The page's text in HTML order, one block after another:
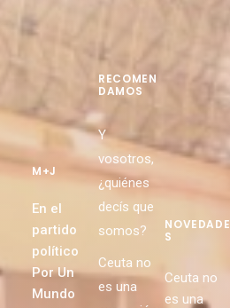
M+J
En el
partido
político
Por Un
Mundo
RECOMEN
DAMOS
Y
vosotros,
¿quiénes
decís que
somos?
Ceuta no
es una
NOVEDADE
S
Ceuta no
es una